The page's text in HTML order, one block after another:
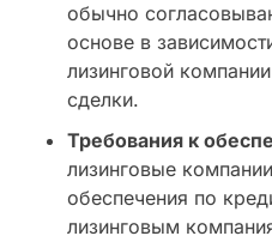
обычно
основе в
лизинговой
сделки.
Требования к
лизинговые
обеспечения по
лизинговым